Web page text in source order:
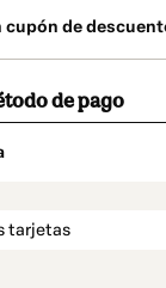
cupón de
de pago
tarjetas